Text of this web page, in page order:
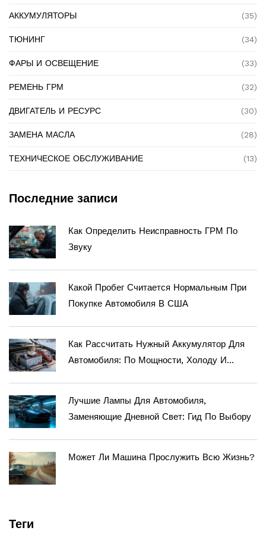
АККУМУЛЯТОРЫ (35)
ТЮНИНГ (34)
ФАРЫ И ОСВЕЩЕНИЕ (33)
РЕМЕНЬ ГРМ (32)
ДВИГАТЕЛЬ И РЕСУРС (30)
ЗАМЕНА МАСЛА (28)
ТЕХНИЧЕСКОЕ ОБСЛУЖИВАНИЕ (13)
Последние записи
Как Определить Неисправность ГРМ По
Звуку
Какой Пробег Считается Нормальным При
Покупке Автомобиля В США
Как Рассчитать Нужный Аккумулятор Для
Автомобиля: По Мощности, Холоду И
Лучшие Лампы Для Автомобиля,
Заменяющие Дневной Свет: Гид По Выбору
Может Ли Машина Прослужить Всю Жизнь?
Теги